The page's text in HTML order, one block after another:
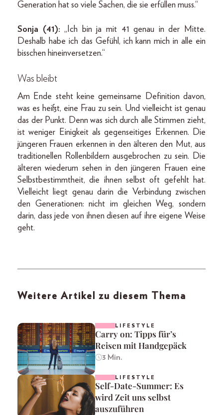
Generation hat so viele Sachen, die sie erfüllen muss.“
Sonja (41): „Ich bin ja mit 41 genau in der Mitte.
Deshalb habe ich das Gefühl, ich kann mich in alle ein
bisschen hineinversetzen.“
Was bleibt
Am Ende steht keine gemeinsame Definition davon,
was es heißt, eine Frau zu sein. Und vielleicht ist genau
das der Punkt. Denn was sich durch alle Stimmen zieht,
ist weniger Einigkeit als gegenseitiges Erkennen. Die
jüngeren Frauen erkennen in den älteren den Mut, aus
traditionellen Rollenbildern ausgebrochen zu sein. Die
älteren wiederum sehen in den jüngeren Frauen eine
Selbstbestimmtheit, die ihnen selbst oft gefehlt hat.
Vielleicht liegt genau darin die Verbindung zwischen
den Generationen: nicht im gleichen Weg, sondern
darin, dass jede von ihnen diesen auf ihre eigene Weise
geht.
Weitere Artikel zu diesem Thema
LIFESTYLE
Carry on: Tipps für’s
Reisen mit Handgepäck
3 Min.
LIFESTYLE
Self-Date-Summer: Es
wird Zeit uns selbst
auszuführen